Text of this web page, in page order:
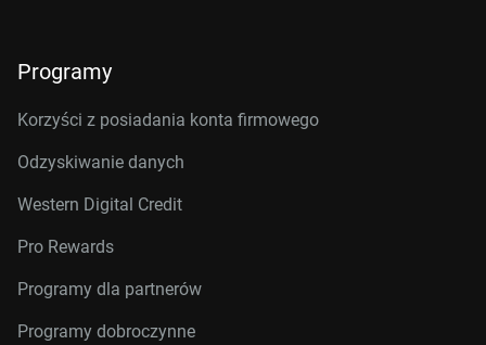
Programy
Korzyści z posiadania konta firmowego
Odzyskiwanie danych
Western Digital Credit
Pro Rewards
Programy dla partnerów
Programy dobroczynne